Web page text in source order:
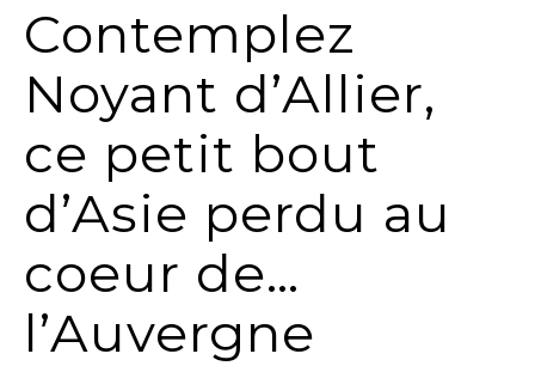
Contemplez
Noyant d’Allier,
ce petit bout
d’Asie perdu au
coeur de…
l’Auvergne